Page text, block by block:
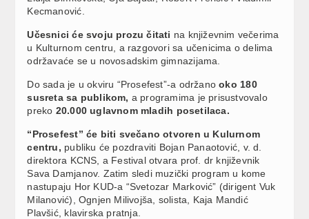
Kecmanović.
Učesnici će svoju prozu čitati na književnim večerima
u Kulturnom centru, a razgovori sa učenicima o delima
održavaće se u novosadskim gimnazijama.
Do sada je u okviru “Prosefest”-a održano oko 180
susreta sa publikom, a programima je prisustvovalo
preko 20.000 uglavnom mladih posetilaca.
“Prosefest” će biti svečano otvoren u Kulurnom
centru, publiku će pozdraviti Bojan Panaotović, v. d.
direktora KCNS, a Festival otvara prof. dr književnik
Sava Damjanov. Zatim sledi muzički program u kome
nastupaju Hor KUD-a “Svetozar Marković” (dirigent Vuk
Milanović), Ognjen Milivojša, solista, Kaja Mandić
Plavšić, klavirska pratnja.